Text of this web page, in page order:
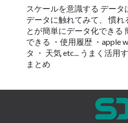
スケールを意識する デー
データに触れてみて、 慣れ
とが簡単にデータ化できる
できる ・使用履歴 ・apple
タ ・ 天気 etc... うまく活用
まとめ